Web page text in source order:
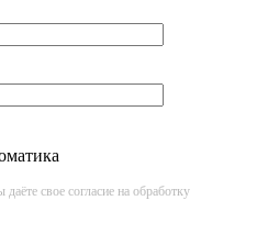
свое согласие на обработку